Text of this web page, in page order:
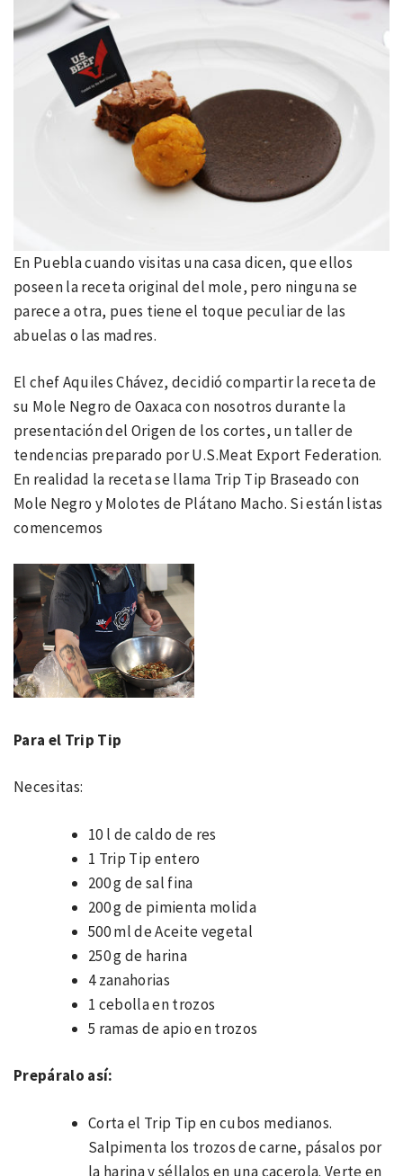
En Puebla cuando visitas una casa dicen, que ellos
poseen la receta original del mole, pero ninguna se
parece a otra, pues tiene el toque peculiar de las
abuelas o las madres.
El chef Aquiles Chávez, decidió compartir la receta de
su Mole Negro de Oaxaca con nosotros durante la
presentación del Origen de los cortes, un taller de
tendencias preparado por U.S.Meat Export Federation.
En realidad la receta se llama Trip Tip Braseado con
Mole Negro y Molotes de Plátano Macho. Si están listas
comencemos
Para el Trip Tip
Necesitas:
10 l de caldo de res
1 Trip Tip entero
200 g de sal fina
200 g de pimienta molida
500 ml de Aceite vegetal
250 g de harina
4 zanahorias
1 cebolla en trozos
5 ramas de apio en trozos
Prepáralo así:
Corta el Trip Tip en cubos medianos.
Salpimenta los trozos de carne, pásalos por
la harina y séllalos en una cacerola. Verte en